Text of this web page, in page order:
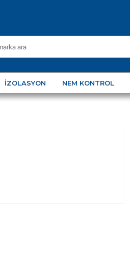
İZOLASYON NEM KONTROL